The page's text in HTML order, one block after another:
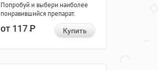
Попробуй и выбери наиболее
понравившийся препарат.
от 117Р Купить